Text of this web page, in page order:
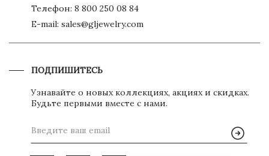
Телефон: 8 800 250 08 84
E-mail: sales@gljewelry.com
ПОДПИШИТЕСЬ
Узнавайте о новых коллекциях, акциях и скидках.
Будьте первыми вместе с нами.